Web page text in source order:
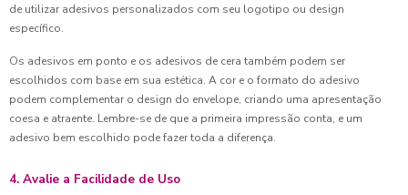
de utilizar adesivos personalizados com seu logotipo ou design
específico.
Os adesivos em ponto e os adesivos de cera também podem ser
escolhidos com base em sua estética. A cor e o formato do adesivo
podem complementar o design do envelope, criando uma apresentação
coesa e atraente. Lembre-se de que a primeira impressão conta, e um
adesivo bem escolhido pode fazer toda a diferença.
4. Avalie a Facilidade de Uso